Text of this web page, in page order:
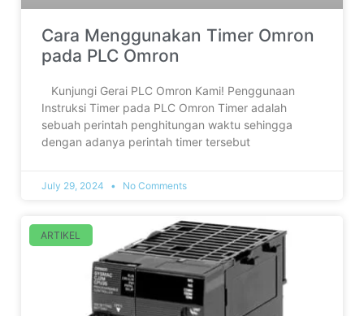
Cara Menggunakan Timer Omron
pada PLC Omron
‎ ‎Kunjungi Gerai PLC Omron Kami! Penggunaan
Instruksi Timer pada PLC Omron Timer adalah
sebuah perintah penghitungan waktu sehingga
dengan adanya perintah timer tersebut
July 29, 2024 No Comments
ARTIKEL